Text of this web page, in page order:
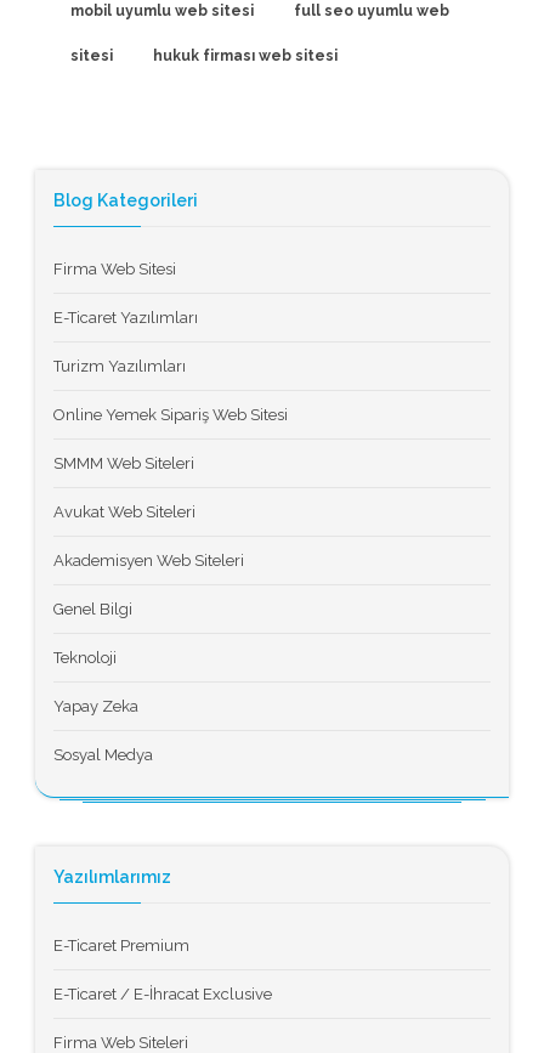
mobil uyumlu web sitesi full seo uyumlu web
sitesi hukuk firması web sitesi
Blog Kategorileri
Firma Web Sitesi
E-Ticaret Yazılımları
Turizm Yazılımları
Online Yemek Sipariş Web Sitesi
SMMM Web Siteleri
Avukat Web Siteleri
Akademisyen Web Siteleri
Genel Bilgi
Teknoloji
Yapay Zeka
Sosyal Medya
Yazılımlarımız
E-Ticaret Premium
E-Ticaret / E-İhracat Exclusive
Firma Web Siteleri